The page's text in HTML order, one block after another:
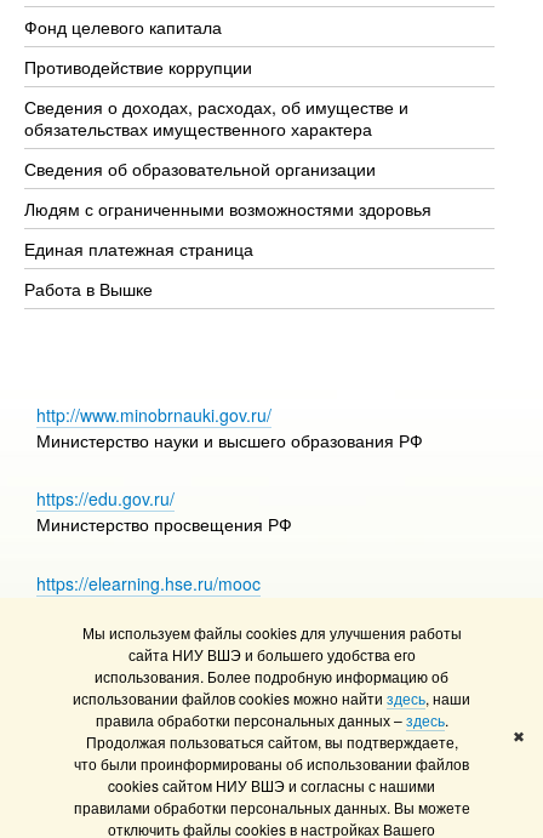
Мы используем файлы cookies для улучшения работы
сайта НИУ ВШЭ и большего удобства его
использования. Более подробную информацию об
использовании файлов cookies можно найти здесь, наши
правила обработки персональных данных –здесь.
Продолжая пользоваться сайтом, вы подтверждаете,
что были проинформированы об использовании файлов
cookies сайтом НИУ ВШЭ и согласны с нашими
правилами обработки персональных данных. Вы можете
отключить файлы cookies в настройках Вашего
✖
Фонд целевого капитала
Противодействие коррупции
Сведения о доходах, расходах, об имуществе и
обязательствах имущественного характера
Сведения об образовательной организации
Людям с ограниченными возможностями здоровья
Единая платежная страница
Работа в Вышке
http://www.minobrnauki.gov.ru/
Министерство науки и высшего образования РФ
https://edu.gov.ru/
Министерство просвещения РФ
https://elearning.hse.ru/mooc
© НИУ ВШЭ 1993–2026
Адреса и контакты
Условия использования материалов
Политика конфиденциальности
Правила применения рекомендательных технологий в НИУ ВШЭ
Карта сайта